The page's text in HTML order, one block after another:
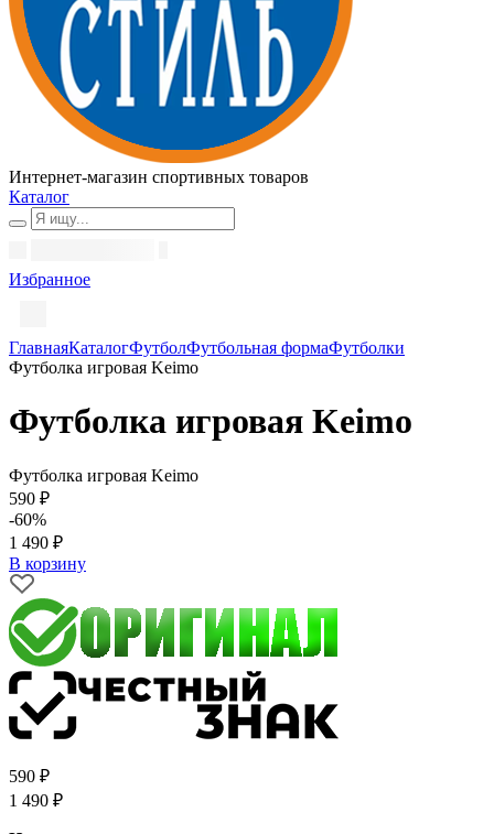
Интернет-магазин спортивных товаров
Каталог
Избранное
ГлавнаяКаталогФутболФутбольная формаФутболки
Футболка игровая Keimo
Футболка игровая Keimo
Футболка игровая Keimo
590 ₽
-60%
1 490 ₽
В корзину
590 ₽
1 490 ₽